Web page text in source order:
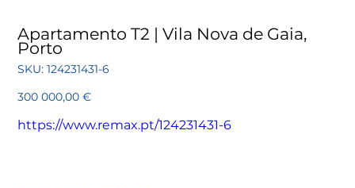
Apartamento T2 | Vila Nova de Gaia,
Porto
SKU: SKU
124231431-
124231431-6
Preço
300 000,00 €
https://www.remax.pt/124231431-6